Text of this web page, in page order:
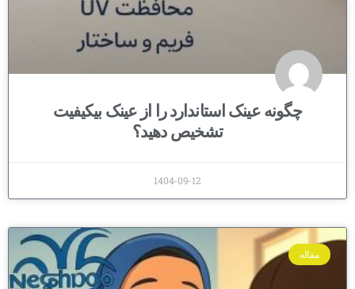
چگونه عینک استاندارد را از عینک بیکیفیت
تشخیص دهید؟
1404-09-12
مقاله